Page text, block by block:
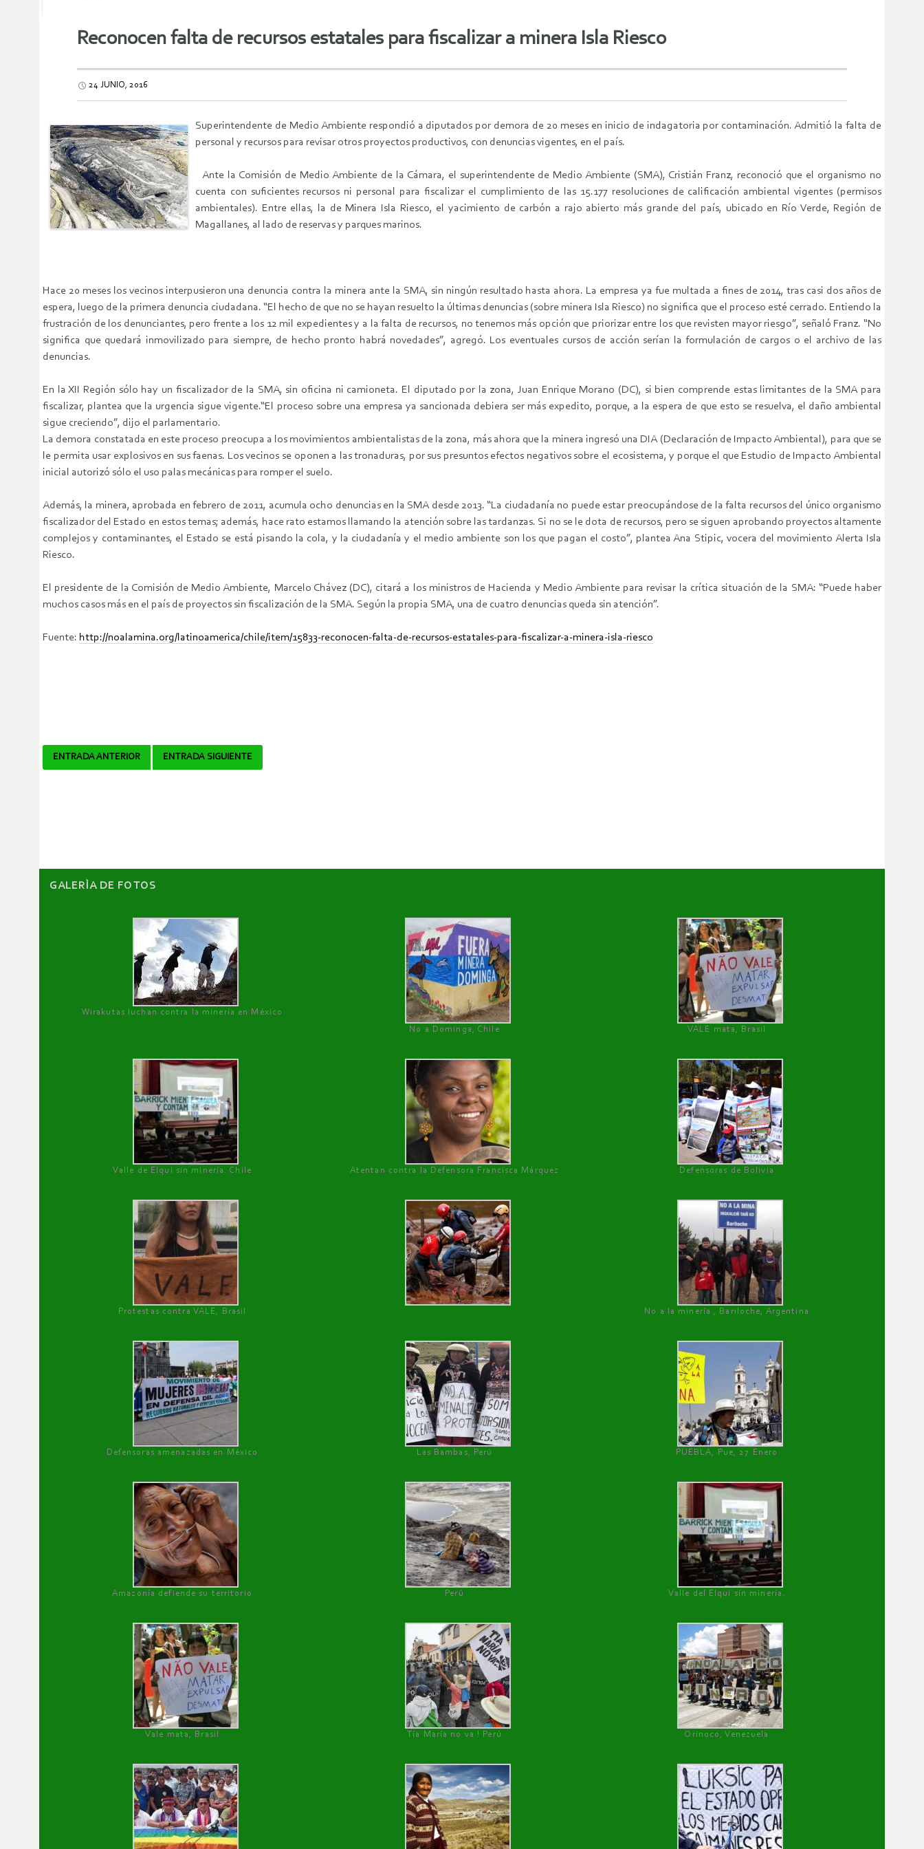
Reconocen falta de recursos estatales para fiscalizar a minera Isla Riesco
24 JUNIO, 2016
Superintendente de Medio Ambiente respondió a diputados por demora de 20 meses en inicio de indagatoria por contaminación. Admitió la falta de
personal y recursos para revisar otros proyectos productivos, con denuncias vigentes, en el país.
Ante la Comisión de Medio Ambiente de la Cámara, el superintendente de Medio Ambiente (SMA), Cristián Franz, reconoció que el organismo no
cuenta con suficientes recursos ni personal para fiscalizar el cumplimiento de las 15.177 resoluciones de calificación ambiental vigentes (permisos
ambientales). Entre ellas, la de Minera Isla Riesco, el yacimiento de carbón a rajo abierto más grande del país, ubicado en Río Verde, Región de
Magallanes, al lado de reservas y parques marinos.
Hace 20 meses los vecinos interpusieron una denuncia contra la minera ante la SMA, sin ningún resultado hasta ahora. La empresa ya fue multada a fines de 2014, tras casi dos años de
espera, luego de la primera denuncia ciudadana. “El hecho de que no se hayan resuelto la últimas denuncias (sobre minera Isla Riesco) no significa que el proceso esté cerrado. Entiendo la
frustración de los denunciantes, pero frente a los 12 mil expedientes y a la falta de recursos, no tenemos más opción que priorizar entre los que revisten mayor riesgo”, señaló Franz. “No
significa que quedará inmovilizado para siempre, de hecho pronto habrá novedades”, agregó. Los eventuales cursos de acción serían la formulación de cargos o el archivo de las
denuncias.
En la XII Región sólo hay un fiscalizador de la SMA, sin oficina ni camioneta. El diputado por la zona, Juan Enrique Morano (DC), si bien comprende estas limitantes de la SMA para
fiscalizar, plantea que la urgencia sigue vigente.“El proceso sobre una empresa ya sancionada debiera ser más expedito, porque, a la espera de que esto se resuelva, el daño ambiental
sigue creciendo”, dijo el parlamentario.
La demora constatada en este proceso preocupa a los movimientos ambientalistas de la zona, más ahora que la minera ingresó una DIA (Declaración de Impacto Ambiental), para que se
le permita usar explosivos en sus faenas. Los vecinos se oponen a las tronaduras, por sus presuntos efectos negativos sobre el ecosistema, y porque el que Estudio de Impacto Ambiental
inicial autorizó sólo el uso palas mecánicas para romper el suelo.
Además, la minera, aprobada en febrero de 2011, acumula ocho denuncias en la SMA desde 2013. “La ciudadanía no puede estar preocupándose de la falta recursos del único organismo
fiscalizador del Estado en estos temas; además, hace rato estamos llamando la atención sobre las tardanzas. Si no se le dota de recursos, pero se siguen aprobando proyectos altamente
complejos y contaminantes, el Estado se está pisando la cola, y la ciudadanía y el medio ambiente son los que pagan el costo”, plantea Ana Stipic, vocera del movimiento Alerta Isla
Riesco.
El presidente de la Comisión de Medio Ambiente, Marcelo Chávez (DC), citará a los ministros de Hacienda y Medio Ambiente para revisar la crítica situación de la SMA: “Puede haber
muchos casos más en el país de proyectos sin fiscalización de la SMA. Según la propia SMA, una de cuatro denuncias queda sin atención”.
Fuente: http://noalamina.org/latinoamerica/chile/item/15833-reconocen-falta-de-recursos-estatales-para-fiscalizar-a-minera-isla-riesco
Navegador
ENTRADA ANTERIOR ENTRADA SIGUIENTE
GALERÌA DE FOTOS
Wirakutas luchan contra la minería en México
No a Dominga, Chile
VALE mata, Brasil
Valle de Elqui sin minería. Chile Atentan contra la Defensora Francisca Márquez Defensoras de Bolivia
Protestas contra VALE, Brasil No a la minería , Bariloche, Argentina
Defensoras amenazadas en México Las Bambas, Perú PUEBLA, Pue, 27 Enero
Amazonía defiende su territorio Perú Valle del Elqui sin minería.
Vale mata, Brasil Tía María no va ! Perú Orinoco, Venezuela